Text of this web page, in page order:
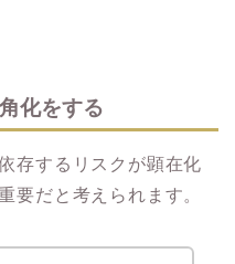
化をする
存するリスクが顕在化
要だと考えられます。